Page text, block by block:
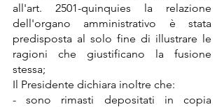
all'art. 2501-quinquies la relazione
dell'organo amministrativo è stata
predisposta al solo fine di illustrare le
ragioni che giustificano la fusione
stessa;
Il Presidente dichiara inoltre che:
- sono rimasti depositati in copia